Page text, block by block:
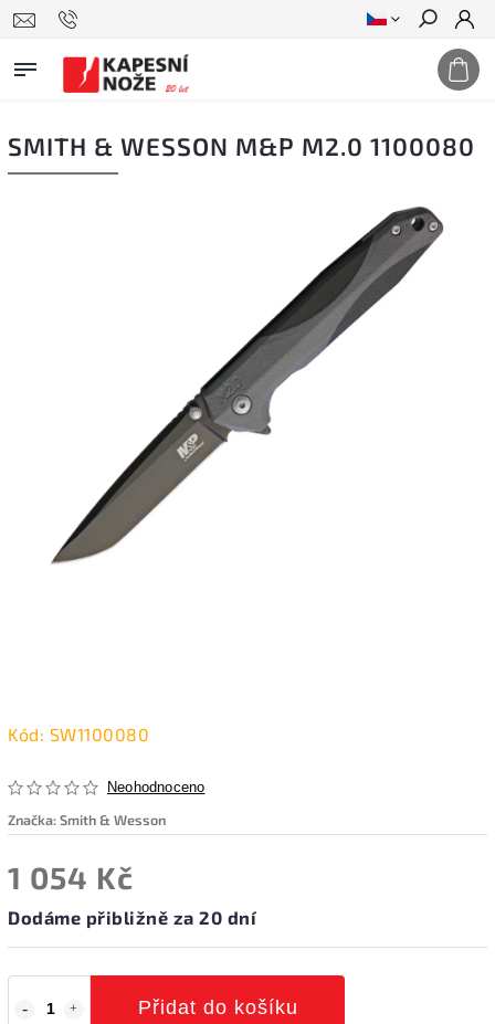
Hledat
SMITH & WESSON M&P M2.0 1100080
Kód: SW1100080
Neohodnoceno
Značka:Smith & Wesson
1 054 Kč
Dodáme přibližně za 20 dní
Přidat do košíku